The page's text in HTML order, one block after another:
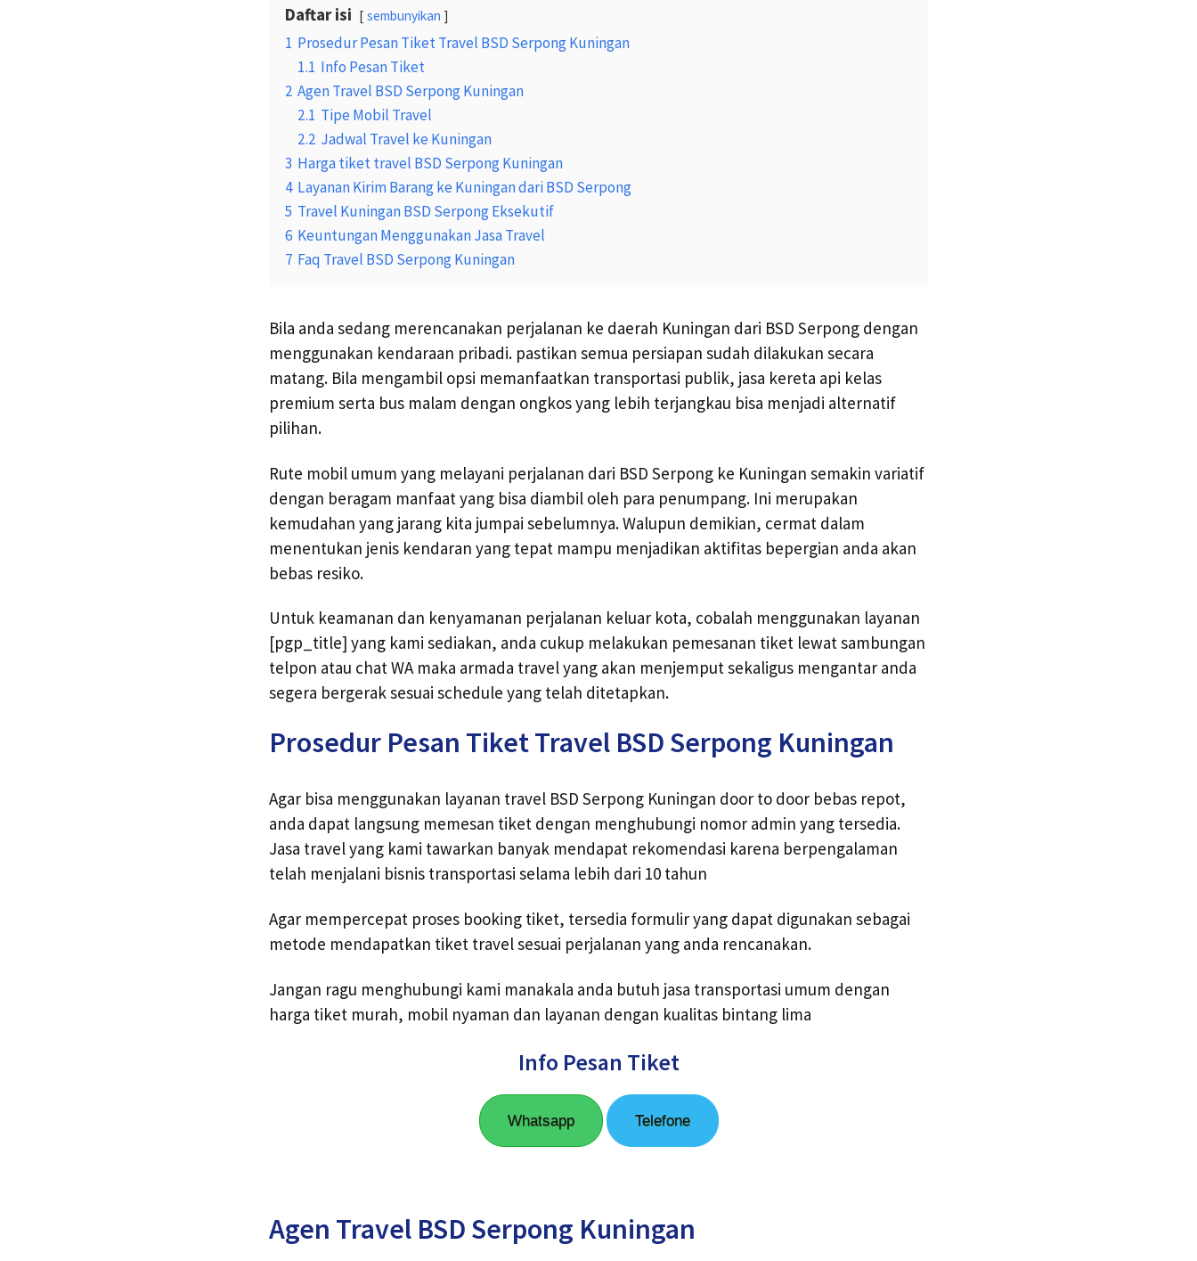
Daftar isi sembunyikan
1 Prosedur Pesan Tiket Travel BSD Serpong Kuningan
1.1 Info Pesan Tiket
2 Agen Travel BSD Serpong Kuningan
2.1 Tipe Mobil Travel
2.2 Jadwal Travel ke Kuningan
3 Harga tiket travel BSD Serpong Kuningan
4 Layanan Kirim Barang ke Kuningan dari BSD Serpong
5 Travel Kuningan BSD Serpong Eksekutif
6 Keuntungan Menggunakan Jasa Travel
7 Faq Travel BSD Serpong Kuningan
Bila anda sedang merencanakan perjalanan ke daerah Kuningan dari BSD Serpong dengan
menggunakan kendaraan pribadi. pastikan semua persiapan sudah dilakukan secara
matang. Bila mengambil opsi memanfaatkan transportasi publik, jasa kereta api kelas
premium serta bus malam dengan ongkos yang lebih terjangkau bisa menjadi alternatif
pilihan.
Rute mobil umum yang melayani perjalanan dari BSD Serpong ke Kuningan semakin variatif
dengan beragam manfaat yang bisa diambil oleh para penumpang. Ini merupakan
kemudahan yang jarang kita jumpai sebelumnya. Walupun demikian, cermat dalam
menentukan jenis kendaran yang tepat mampu menjadikan aktifitas bepergian anda akan
bebas resiko.
Untuk keamanan dan kenyamanan perjalanan keluar kota, cobalah menggunakan layanan
[pgp_title] yang kami sediakan, anda cukup melakukan pemesanan tiket lewat sambungan
telpon atau chat WA maka armada travel yang akan menjemput sekaligus mengantar anda
segera bergerak sesuai schedule yang telah ditetapkan.
Prosedur Pesan Tiket Travel BSD Serpong Kuningan
Agar bisa menggunakan layanan travel BSD Serpong Kuningan door to door bebas repot,
anda dapat langsung memesan tiket dengan menghubungi nomor admin yang tersedia.
Jasa travel yang kami tawarkan banyak mendapat rekomendasi karena berpengalaman
telah menjalani bisnis transportasi selama lebih dari 10 tahun
Agar mempercepat proses booking tiket, tersedia formulir yang dapat digunakan sebagai
metode mendapatkan tiket travel sesuai perjalanan yang anda rencanakan.
Jangan ragu menghubungi kami manakala anda butuh jasa transportasi umum dengan
harga tiket murah, mobil nyaman dan layanan dengan kualitas bintang lima
Info Pesan Tiket
Whatsapp Telefone
Agen Travel BSD Serpong Kuningan